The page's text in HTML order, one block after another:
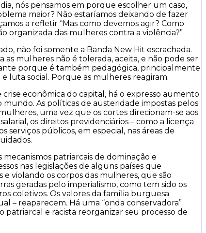
nós pensamos em porque escolher um caso,
maior? Não estaríamos deixando de fazer
a refletir “Mas como devemos agir? Como
organizada das mulheres contra a violência?”
não foi somente a Banda New Hit escrachada.
mulheres não é tolerada, aceita, e não pode ser
porque é também pedagógica, principalmente
luta social. Porque as mulheres reagiram.
econômica do capital, há o expresso aumento
As políticas de austeridade impostas pelos
uma vez que os cortes direcionam-se aos
os direitos previdenciários – como a licença
serviços públicos, em especial, nas áreas de
mecanismos patriarcais de dominação e
nas legislações de alguns países que
violando os corpos das mulheres, que são
geradas pelo imperialismo, como tem sido os
coletivos. Os valores da família burguesa
– reaparecem. Há uma “onda conservadora”
e racista reorganizar seu processo de